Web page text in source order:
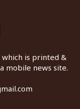
which is printed &
mobile news site.